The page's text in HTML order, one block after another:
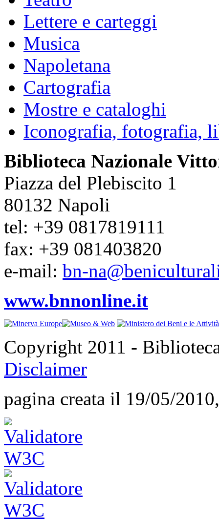
Lettere e carteggi
Musica
Napoletana
Cartografia
Mostre e cataloghi
Iconografia, fotografia,
Biblioteca Nazionale
Piazza del Plebiscito 1
80132 Napoli
tel: +39 0817819111
fax: +39 081403820
e-mail: bn-
www.bnnonline.it
Copyright 2011 -
Disclaimer
pagina creata il 19/05/